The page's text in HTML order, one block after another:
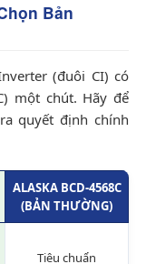
Bản
(đuôi CI) có
một chút. Hãy để
quyết định chính
ALASKA BCD-4568C
(BẢN THƯỜNG)
Tiêu chuẩn